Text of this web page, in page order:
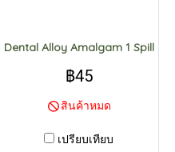
Dental Alloy Amalgam 1 Spill
฿45
สินค้าหมด
เปรียบเทียบ